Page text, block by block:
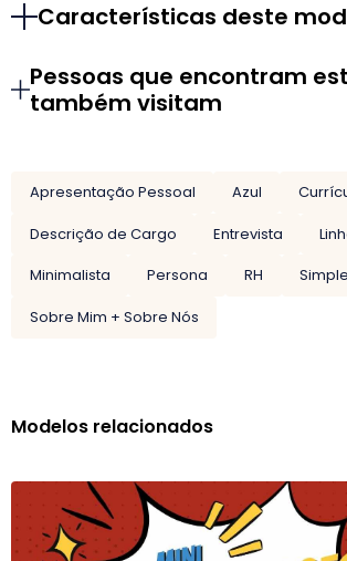
Características deste
Pessoas que encontram
também visitam
Apresentação Pessoal Azul
Descrição de Cargo
Entrevista
Minimalista
Persona RH
Sobre Mim + Sobre Nós
Modelos relacionados